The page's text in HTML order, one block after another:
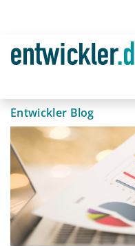
Entwickler Blog